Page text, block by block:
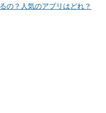
の？人気のアプリはどれ？